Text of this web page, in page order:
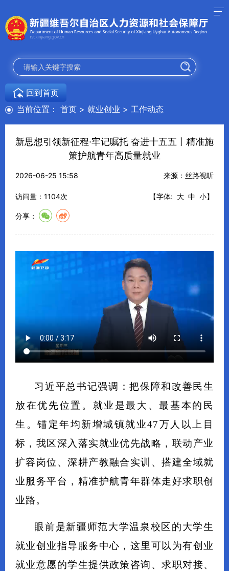
当前位置： 首页 > 就业创业 > 工作动态
回到首页
新思想引领新征程·牢记嘱托 奋进十五五丨精准施
策护航青年高质量就业
2026-06-25 15:58 来源：丝路视听
访问量： 1104次 【字体: 大 中 小】
分享：
习近平总书记强调：把保障和改善民生
放在优先位置。就业是最大、最基本的民
生。锚定年均新增城镇就业47万人以上目
标，我区深入落实就业优先战略，联动产业
扩容岗位、深耕产教融合实训、搭建全域就
业服务平台，精准护航青年群体走好求职创
业路。
眼前是新疆师范大学温泉校区的大学生
就业创业指导服务中心，这里可以为有创业
就业意愿的学生提供政策咨询、求职对接、